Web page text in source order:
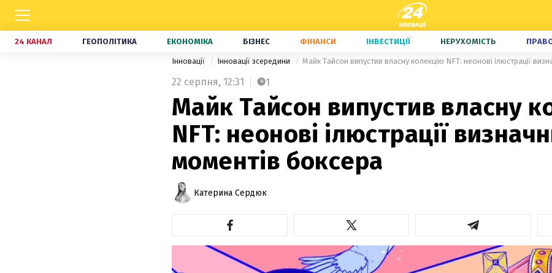
24 КАНАЛ ГЕОПОЛІТИКА ЕКОНОМІКА БІЗНЕС ФІНАНСИ ІНВЕСТИЦІЇ НЕРУХОМІСТЬ
Інновації Інновації зсередини Майк Тайсон випустив власну колекцію NFT: неонові ілюстрації
22 серпня, 12:31 1
Майк Тайсон випустив власну
NFT: неонові ілюстрації
моментів боксера
Катерина Сердюк